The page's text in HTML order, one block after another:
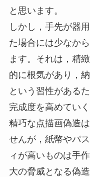
と思います。
しかし，手先が器
た場合には少なか
ます。それは，精
的に根気があり，
という習性がある
完成度を高めてい
精巧な点描画偽造
せんが，紙幣やパ
ィが高いものは手
大の脅威となる偽